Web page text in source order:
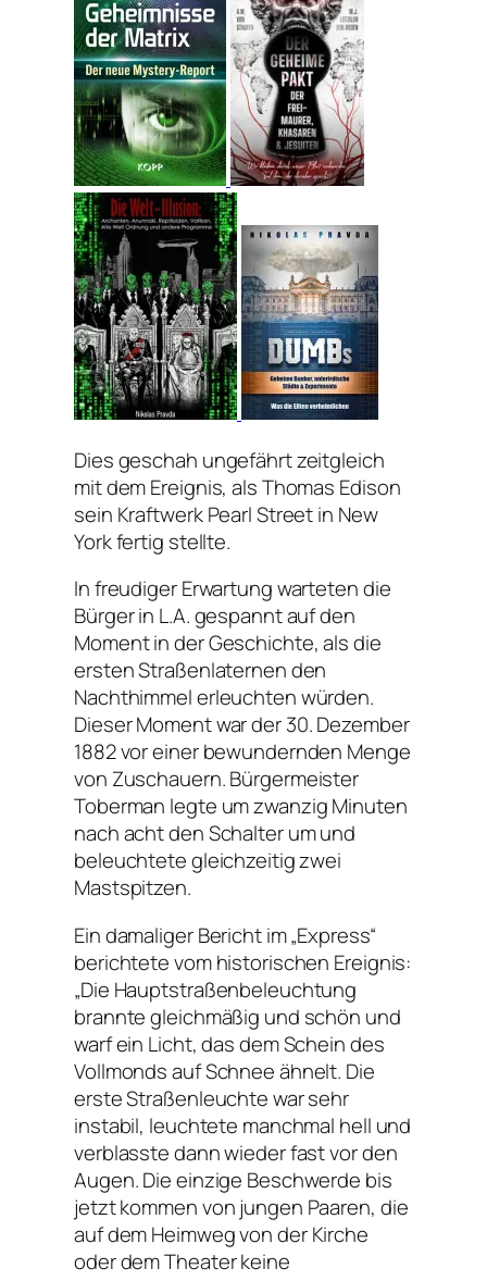
Dies geschah ungefährt zeitgleich
mit dem Ereignis, als Thomas Edison
sein Kraftwerk Pearl Street in New
York fertig stellte.
In freudiger Erwartung warteten die
Bürger in L.A. gespannt auf den
Moment in der Geschichte, als die
ersten Straßenlaternen den
Nachthimmel erleuchten würden.
Dieser Moment war der 30. Dezember
1882 vor einer bewundernden Menge
von Zuschauern. Bürgermeister
Toberman legte um zwanzig Minuten
nach acht den Schalter um und
beleuchtete gleichzeitig zwei
Mastspitzen.
Ein damaliger Bericht im „Express“
berichtete vom historischen Ereignis:
„Die Hauptstraßenbeleuchtung
brannte gleichmäßig und schön und
warf ein Licht, das dem Schein des
Vollmonds auf Schnee ähnelt. Die
erste Straßenleuchte war sehr
instabil, leuchtete manchmal hell und
verblasste dann wieder fast vor den
Augen. Die einzige Beschwerde bis
jetzt kommen von jungen Paaren, die
auf dem Heimweg von der Kirche
oder dem Theater keine